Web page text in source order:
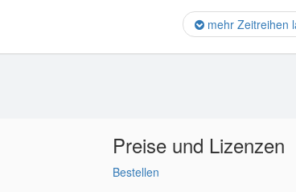
mehr Zeitreihen
Preise und Lizenzen
Bestellen